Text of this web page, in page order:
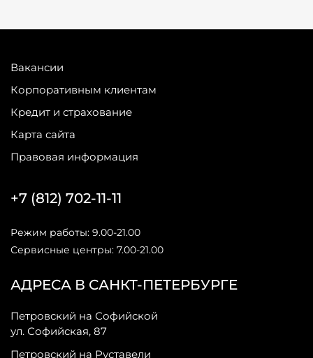
Вакансии
Корпоративным клиентам
Кредит и страхование
Карта сайта
Правовая информация
АДРЕСА В САНКТ-ПЕТЕРБУРГЕ
Петровский на Софийской
ул. Софийская, 87
Петровский на Руставели
+7 (812) 702-11-11
Режим работы: 9.00-21.00
Сервисные центры: 7.00-21.00